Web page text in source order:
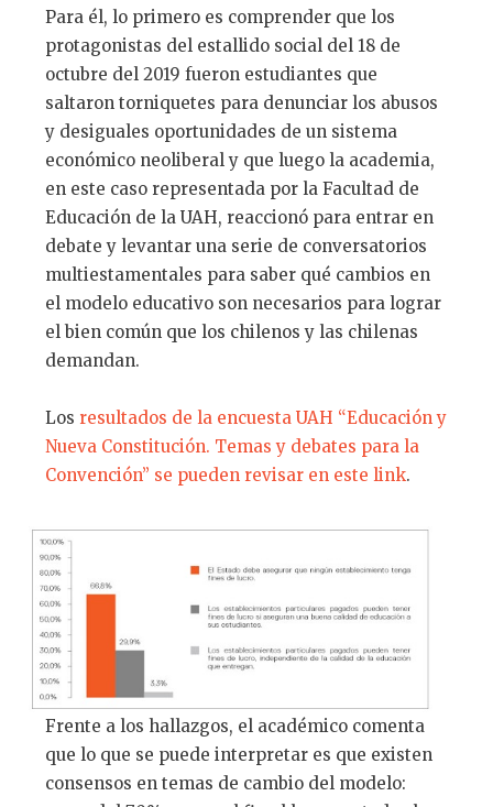
Para él, lo primero es comprender que los
protagonistas del estallido social del 18 de
octubre del 2019 fueron estudiantes que
saltaron torniquetes para denunciar los abusos
y desiguales oportunidades de un sistema
económico neoliberal y que luego la academia,
en este caso representada por la Facultad de
Educación de la UAH, reaccionó para entrar en
debate y levantar una serie de conversatorios
multiestamentales para saber qué cambios en
el modelo educativo son necesarios para lograr
el bien común que los chilenos y las chilenas
demandan.
Los resultados de la encuesta UAH “Educación y
Nueva Constitución. Temas y debates para la
Convención” se pueden revisar en este link.
Frente a los hallazgos, el académico comenta
que lo que se puede interpretar es que existen
consensos en temas de cambio del modelo: